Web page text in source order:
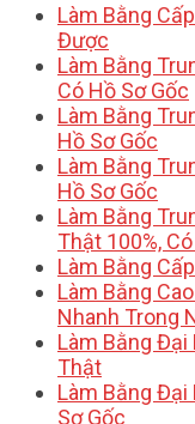
Làm Bằng
Được
Làm Bằng
Có Hồ Sơ Gốc
Làm Bằng
Hồ Sơ Gốc
Làm Bằng
Hồ Sơ Gốc
Làm Bằng
Thật 100%,
Làm Bằng
Làm Bằng
Nhanh Trong
Làm Bằng Đại
Thật
Làm Bằng Đại
Sơ Gốc